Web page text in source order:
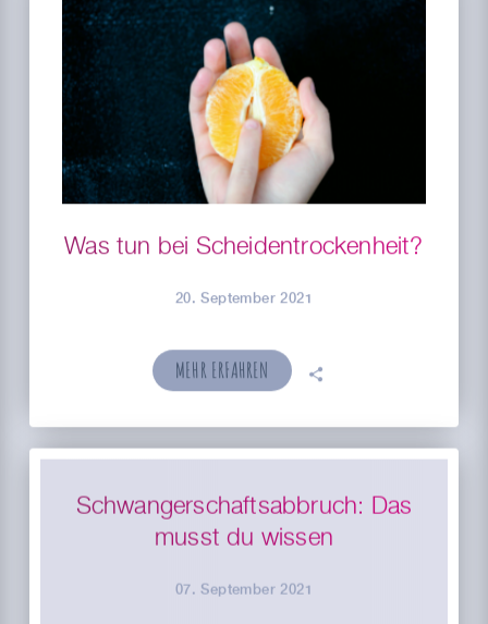
Was tun bei Scheidentrockenheit?
20. September 2021
MEHR ERFAHREN 🗣
Schwangerschaftsabbruch: Das
musst du wissen
07. September 2021